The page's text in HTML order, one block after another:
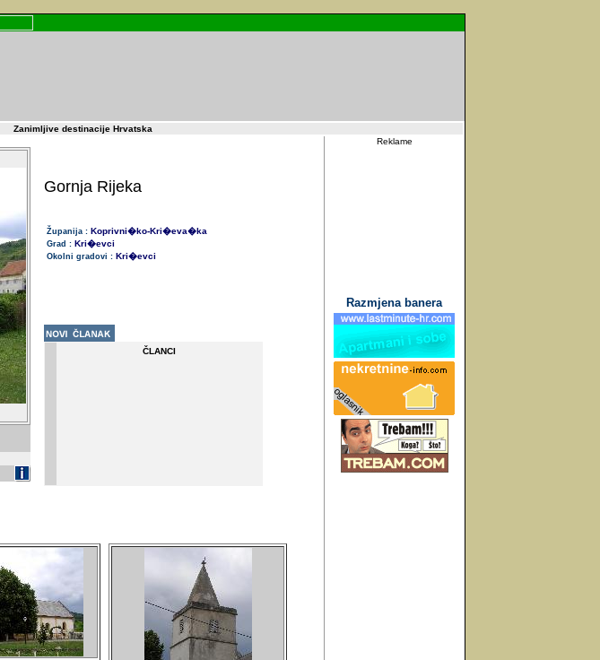
Zanimljive destinacije Hrvatska
Gornja Rijeka
Županija : Koprivni�ko-Kri�eva�ka
Grad : Kri�evci
Okolni gradovi : Kri�evci
ČLANCI
Reklame
Razmjena banera